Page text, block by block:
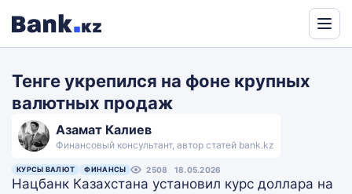
Translate
Тенге укрепился на фоне крупных
валютных продаж
Азамат Калиев
Финансовый консультант, автор статей bank.kz
КУРСЫ ВАЛЮТ ФИНАНСЫ 2508 18.05.2026
Нацбанк Казахстана установил курс доллара на